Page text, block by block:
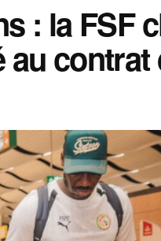
: la FSF
contrat